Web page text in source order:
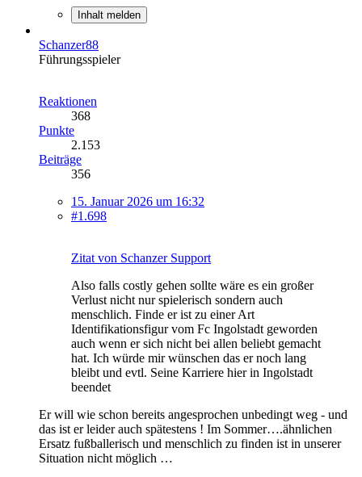
Inhalt melden
Schanzer88
Führungsspieler
Reaktionen
368
Punkte
2.153
Beiträge
356
15. Januar 2026 um 16:32
#1.698
Zitat von Schanzer Support
Also falls costly gehen sollte wäre es ein großer
Verlust nicht nur spielerisch sondern auch
menschlich. Finde er ist zu einer Art
Identifikationsfigur vom Fc Ingolstadt geworden
auch wenn er sich nicht bei allen beliebt gemacht
hat. Ich würde mir wünschen das er noch lang
bleibt und evtl. Seine Karriere hier in Ingolstadt
beendet
Er will wie schon bereits angesprochen unbedingt weg - und
das ist er leider auch spätestens ! Im Sommer….ähnlichen
Ersatz fußballerisch und menschlich zu finden ist in unserer
Situation nicht möglich …